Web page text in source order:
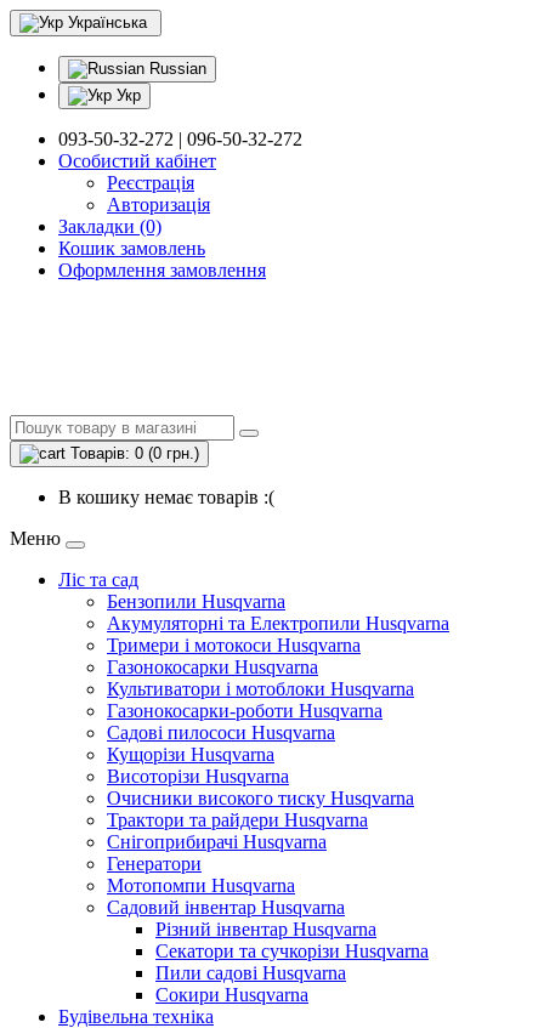
Українська
Russian
Укр
093-50-32-272 | 096-50-32-272
Особистий кабінет
Реєстрація
Авторизація
Закладки (0)
Кошик замовлень
Оформлення замовлення
Товарів: 0 (0 грн.)
В кошику немає товарів :(
Меню
Ліс та сад
Бензопили Husqvarna
Акумуляторні та Електропили Husqvarna
Тримери і мотокоси Husqvarna
Газонокосарки Husqvarna
Культиватори і мотоблоки Husqvarna
Газонокосарки-роботи Husqvarna
Садові пилососи Husqvarna
Кущорізи Husqvarna
Висоторізи Husqvarna
Очисники високого тиску Husqvarna
Трактори та райдери Husqvarna
Снігоприбирачі Husqvarna
Генератори
Мотопомпи Husqvarna
Садовий інвентар Husqvarna
Різний інвентар Husqvarna
Секатори та сучкорізи Husqvarna
Пили садові Husqvarna
Сокири Husqvarna
Будівельна техніка